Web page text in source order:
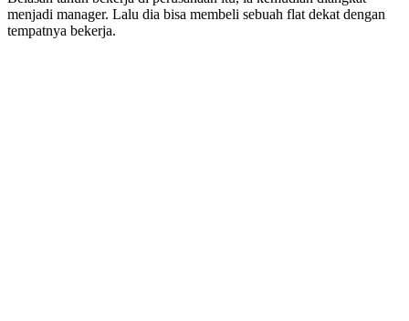
menjadi manager. Lalu dia bisa membeli sebuah flat dekat dengan
tempatnya bekerja.